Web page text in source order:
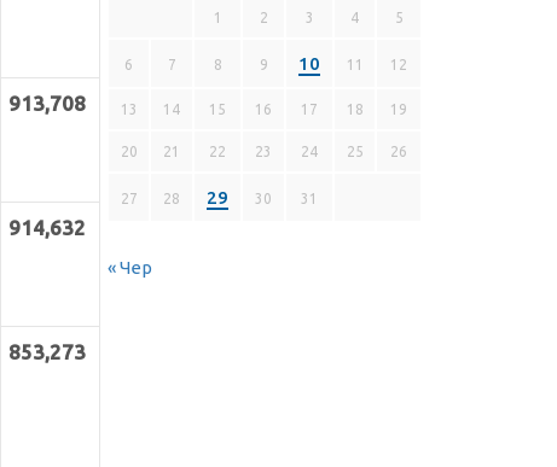
913,708
914,632
853,273
1 2 3 4 5
6 7 8 9 10 11 12
13 14 15 16 17 18 19
20 21 22 23 24 25 26
27 28 29 30 31
« Чер